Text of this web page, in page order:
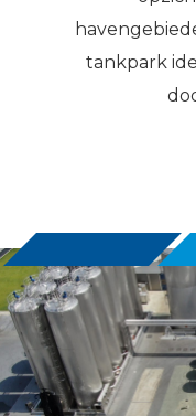
tankpark